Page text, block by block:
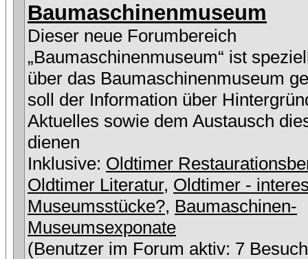
Baumaschinenmuseum
Dieser neue Forumbereich
„Baumaschinenmuseum“ ist
über das Baumaschinenmuseum
soll der Information über
Aktuelles sowie dem Austausch
dienen
Inklusive: Oldtimer
Oldtimer Literatur, Oldtimer -
Museumsstücke?, Baumaschinen-
Museumsexponate
(Benutzer im Forum aktiv: 7